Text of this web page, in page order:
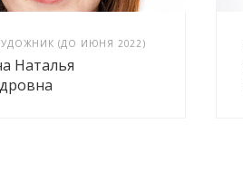
(ДО ИЮНЯ 2022)
Наталья